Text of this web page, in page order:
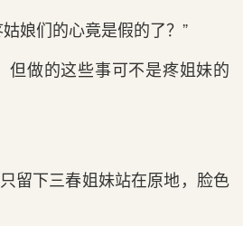
娘们的心竟是假的了？”
但做的这些事可不是疼姐妹的
留下三春姐妹站在原地，脸色